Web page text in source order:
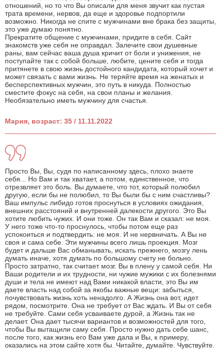
отношений, но то что Вы описали для меня звучит как пустая
трата времени, нервов, да еще и здоровье подпортили
возможно. Никогда не спите с мужчинами вне брака без защиты,
это уже думаю понятно.
Прекратите общение с мужчинами, придите в себя. Сайт
знакомств уже себя не оправдал. Залечите свои душевные
раны, вам сейчас ваша душа кричит от боли и унижения, не
поступайте так с собой больше, любите, цените себя и тогда
притянете в свою жизнь достойного кандидата, который хочет и
может связать с вами жизнь. Не теряйте время на женатых и
бесперспективных мужчин, это путь в никуда. Полностью
сместите фокус на себя, на свои планы и желания.
Необязательно иметь мужчину для счастья.
Мария, возраст: 35 / 11.11.2022
Просто Вы, Вы, судя по написанному здесь, плохо знаете
себя... Но Вам и так хватает, а потом, единственное, что
отрезвляет это боль. Вы думаете, что тот, который полюбил
другую, если бы не полюбил, то Вы были бы с ним счастливы?
Ваш импульс либидо готов проснуться в условиях ожидания,
внешних расстояний и внутренней далекости другого. Это Вы
хотите любить чужих. И они тоже. Он так Вам и сказал: не моя.
У него тоже что-то проснулось, чтобы потом еще раз
успокоиться и подтвердить: не моя. И не нервничать. А Вы не
своя и сама себе. Эти мужчины всего лишь проекция. Мозг
будет и дальше Вас обманывать, искать прежнего, мозгу лень
думать иначе, хотя думать по большому счету не больно.
Просто затратно, так считает мозг. Вы в плену у самой себя. Ни
Ваши родители и их трудности, ни чужие мужики с их болезнями
души и тела не имеют над Вами никакой власти, это Вы им
даете власть над собой за якобы важные вещи: забыться,
почувствовать жизнь хоть ненадолго. А Жизнь она вот, идет
рядом, посмотрите. Она не требует от Вас ждать. И Вы от себя
не требуйте. Сами себя усваиваете дурой, а Жизнь так не
делает. Она дает тысячи вариантов и возможностей для того,
чтобы Вы вытащили саму себя. Просто нужно дать себе шанс,
после того, как жизнь его Вам уже дала и Вы, к примеру,
оказались на этом сайте хотя бы. Читайте, думайте. Чувствуйте.